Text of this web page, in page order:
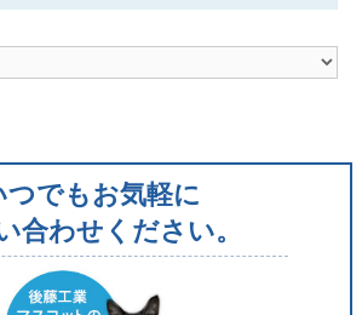
つでもお気軽に
合わせください。